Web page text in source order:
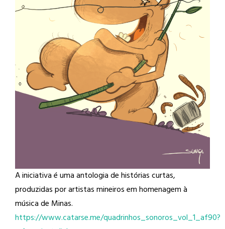
A iniciativa é uma antologia de histórias curtas,
produzidas por artistas mineiros em homenagem à
música de Minas.
https://www.catarse.me/quadrinhos_sonoros_vol_1_af90?